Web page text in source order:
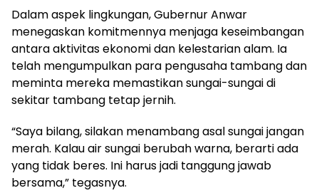
Dalam aspek lingkungan, Gubernur Anwar
menegaskan komitmennya menjaga keseimbangan
antara aktivitas ekonomi dan kelestarian alam. Ia
telah mengumpulkan para pengusaha tambang dan
meminta mereka memastikan sungai-sungai di
sekitar tambang tetap jernih.
“Saya bilang, silakan menambang asal sungai jangan
merah. Kalau air sungai berubah warna, berarti ada
yang tidak beres. Ini harus jadi tanggung jawab
bersama,” tegasnya.